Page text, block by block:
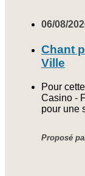
06/08/
Chant
Ville
Pour
Casino -
pour une
Proposé